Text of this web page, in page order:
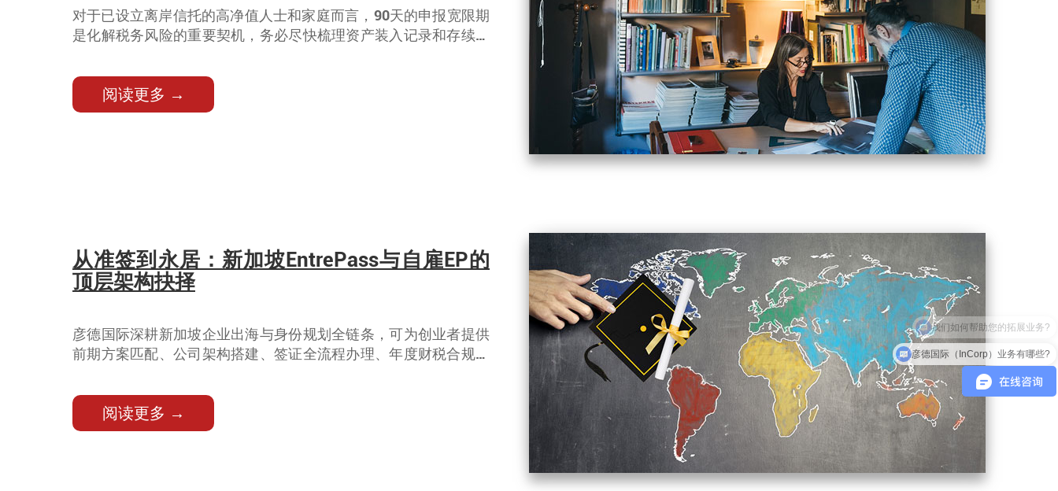
对于已设立离岸信托的高净值人士和家庭而言，90天的申报宽限期
是化解税务风险的重要契机，务必尽快梳理资产装入记录和存续收
税务顾问。
阅读更多 →
从准签到永居：新加坡EntrePass与自雇EP的
顶层架构抉择
彦德国际深耕新加坡企业出海与身份规划全链条，可为创业者提供
前期方案匹配、公司架构搭建、签证全流程办理、年度财税合规、
点，一站式解决创业落地、签证续签、永居申请、跨境税务筹划全
周期合规难题。
阅读更多 →
彦德国际（InCorp）业务有哪些?